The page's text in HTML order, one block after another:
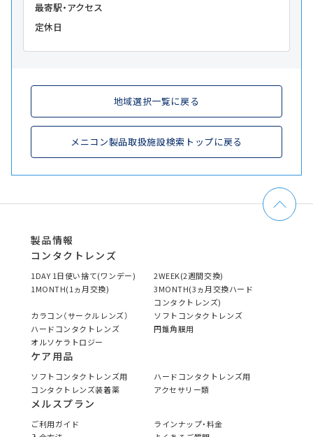
最寄駅・アクセス
定休日
地域選択一覧に戻る
メニコン製品取扱施設検索トップに戻る
製品情報
コンタクトレンズ
1DAY 1日使い捨て(ワンデー)
2WEEK(2週間交換)
1MONTH(1ヵ月交換)
3MONTH(3ヵ月交換ハード
コンタクトレンズ)
カラコン（サークルレンズ）
ソフトコンタクトレンズ
ハードコンタクトレンズ
円錐角膜用
オルソケラトロジー
ケア用品
ソフトコンタクトレンズ用
ハードコンタクトレンズ用
コンタクトレンズ装着薬
アクセサリー類
メルスプラン
ご利用ガイド
ラインナップ・料金